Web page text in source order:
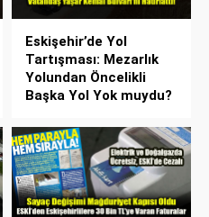
Eskişehir’de Yol
Tartışması: Mezarlık
Yolundan Öncelikli
Başka Yol Yok muydu?